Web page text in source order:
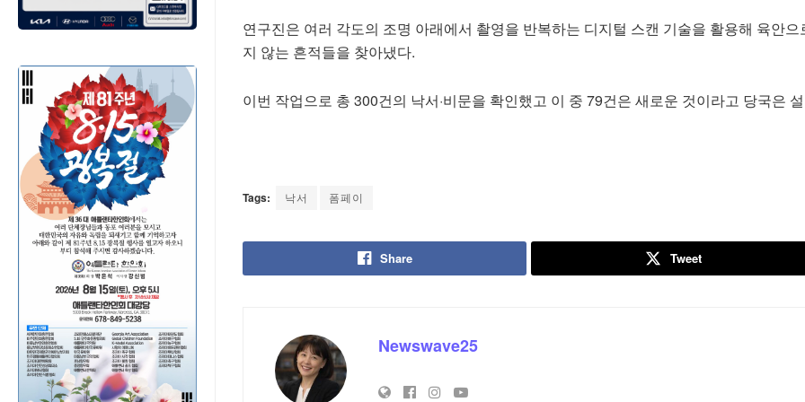
연구진은 여러 각도의 조명 아래에서 촬영을 반복하는 디지털 스캔 기술을 활용해 육안으
지 않는 흔적들을 찾아냈다.
이번 작업으로 총 300건의 낙서·비문을 확인했고 이 중 79건은 새로운 것이라고 당국은
Tags: 낙서 폼페이
Share Tweet
Newswave25